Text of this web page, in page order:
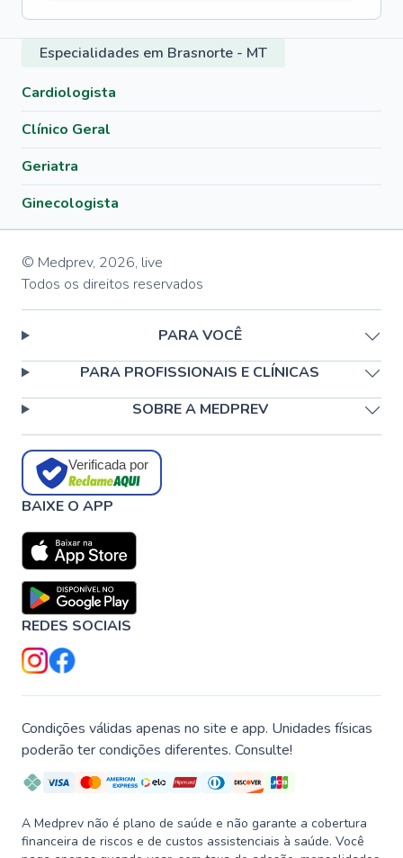
Especialidades em Brasnorte - MT
Cardiologista
Clínico Geral
Geriatra
Ginecologista
© Medprev, 2026, live
Todos os direitos reservados
PARA VOCÊ
PARA PROFISSIONAIS E CLÍNICAS
SOBRE A MEDPREV
Verificada por
BAIXE O APP
REDES SOCIAIS
Condições válidas apenas no site e app. Unidades físicas
poderão ter condições diferentes. Consulte!
A Medprev não é plano de saúde e não garante a cobertura
financeira de riscos e de custos assistenciais à saúde. Você